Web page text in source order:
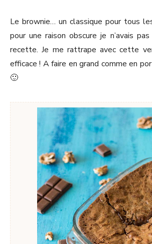
Le brownie… un classique pour tous
pour une raison obscure je n’avais
recette. Je me rattrape avec cette
efficace ! A faire en grand comme en
🙂